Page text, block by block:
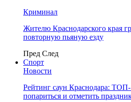
Криминал
Жителю Краснодарского края
повторную пьяную езду
Пред След
Спорт
Новости
Рейтинг саун Краснодара:
попариться и отметить